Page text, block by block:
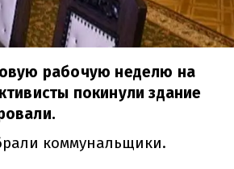
рабочую неделю на
покинули здание
коммунальщики.